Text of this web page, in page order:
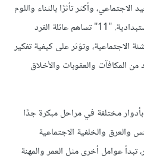
وأكثر تأثرًا بالثناء واللوم
من الأطفال الذين كبروا بمنازل استبدادية. "11" تساهم عائلة الفرد
الاجتماعية، وتؤثر على كيفية تفكير
المكافآت والعقوبات والأخلاق
مختلفة في مراحل مبكرة جدًا
والعرق والخلفية الاجتماعية
تبدأ عوامل أخرى مثل العمر والمهنة